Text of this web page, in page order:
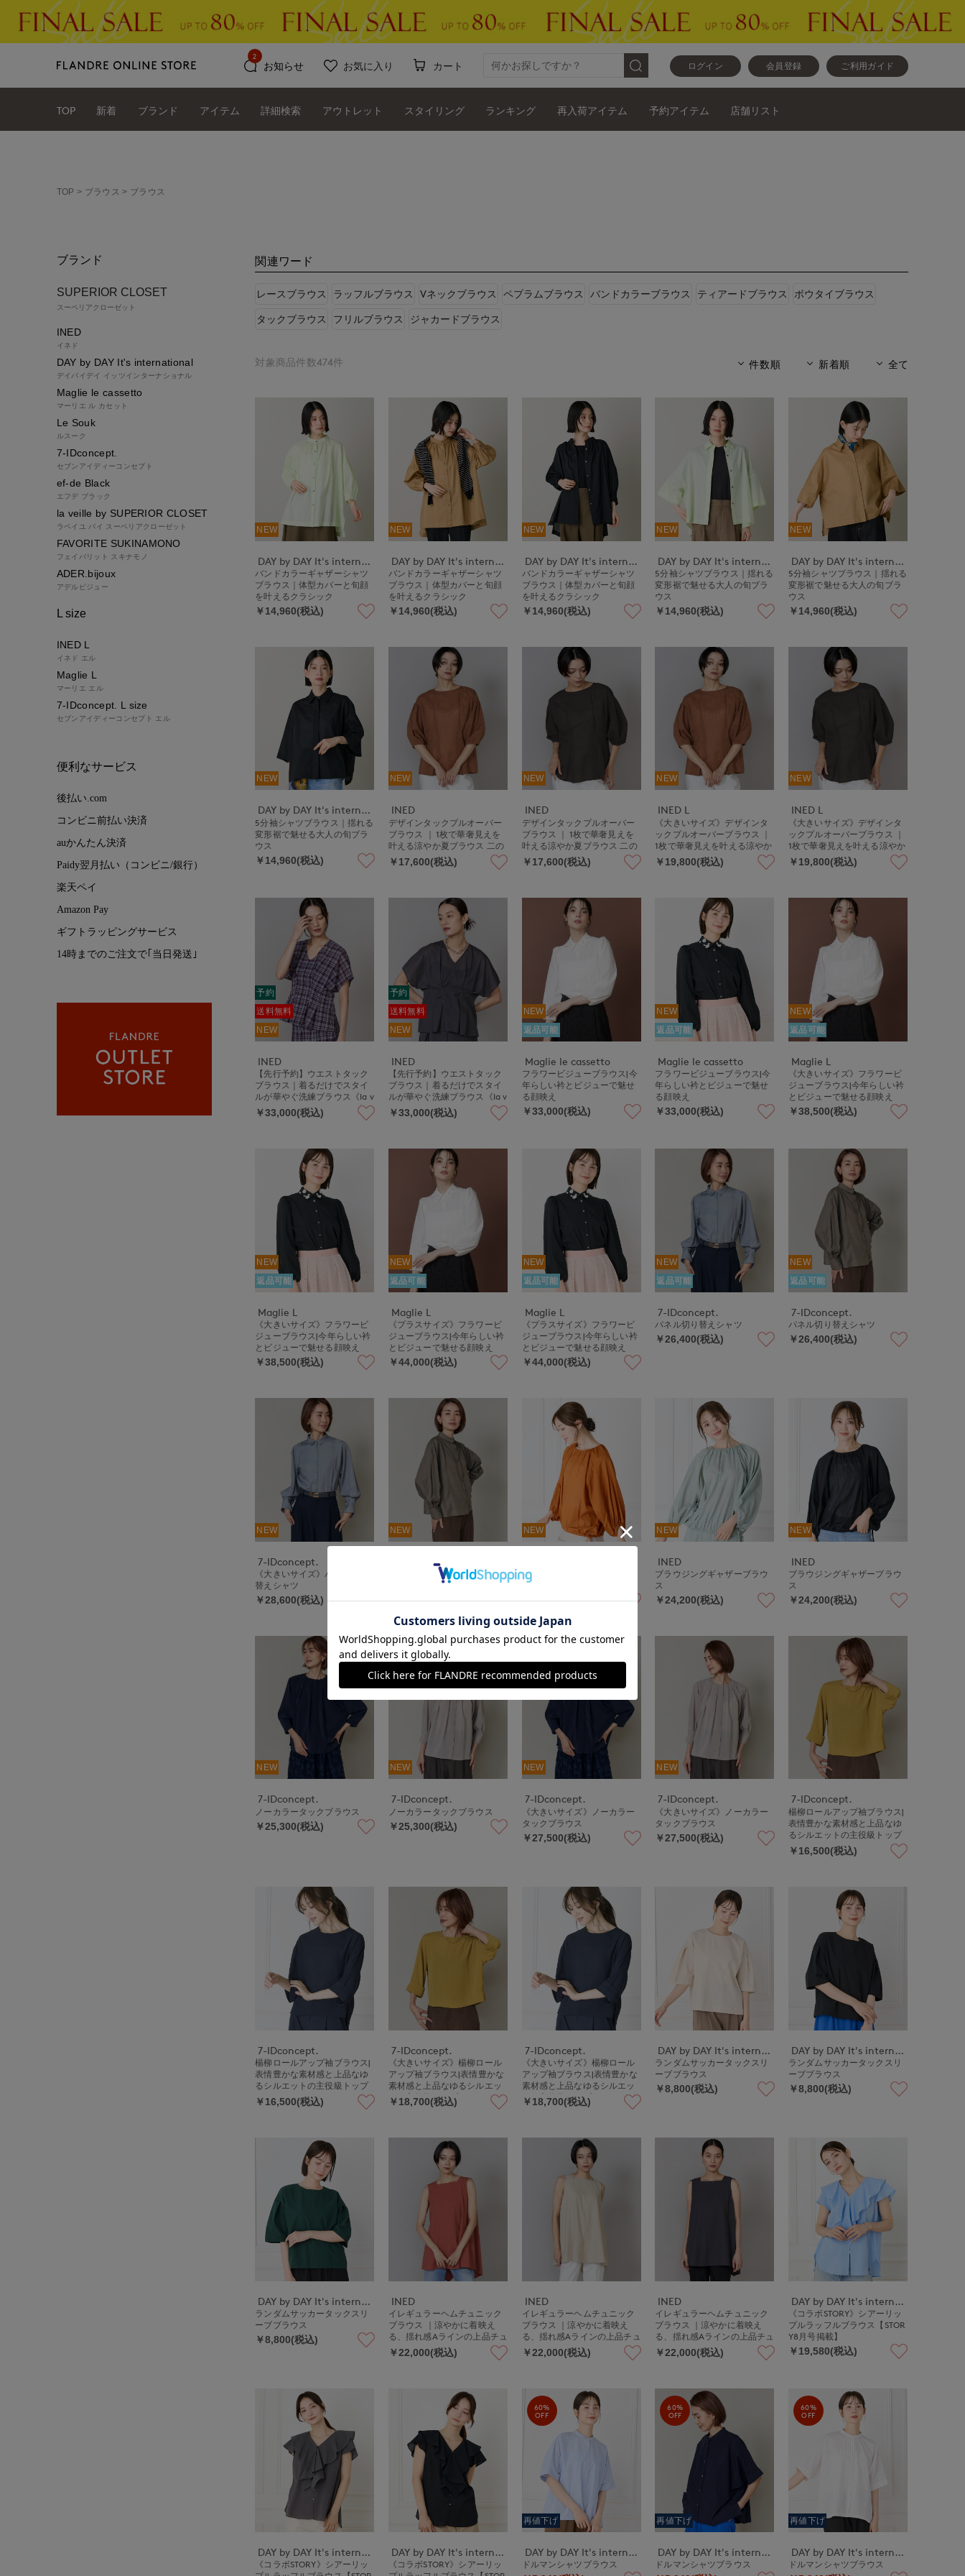
ログイン 会員登録 ご利用ガイド
お知らせ
2
お気に入り カート
TOP 新着 ブランド アイテム 詳細検索 アウトレット スタイリング ランキング 再入荷アイテム 予約アイテム 店舗リスト
TOP ブラウス ブラウス
関連ワード
レースブラウス ラッフルブラウス Vネックブラウス ペプラムブラウス バンドカラーブラウス ティアードブラウス ボウタイブラウス
タックブラウス フリルブラウス ジャカードブラウス
件数順 新着順 全て
対象商品件数474件
NEW
DAY by DAY It's international
バンドカラーギャザーシャツ
ブラウス｜体型カバーと旬顔
を叶えるクラシック
￥14,960(税込)
NEW
DAY by DAY It's international
バンドカラーギャザーシャツ
ブラウス｜体型カバーと旬顔
を叶えるクラシック
￥14,960(税込)
NEW
DAY by DAY It's international
バンドカラーギャザーシャツ
ブラウス｜体型カバーと旬顔
を叶えるクラシック
￥14,960(税込)
NEW
DAY by DAY It's international
5分袖シャツブラウス｜揺れる
変形裾で魅せる大人の旬ブラ
ウス
￥14,960(税込)
NEW
DAY by DAY It's international
5分袖シャツブラウス｜揺れる
変形裾で魅せる大人の旬ブラ
ウス
￥14,960(税込)
NEW
DAY by DAY It's international
5分袖シャツブラウス｜揺れる
変形裾で魅せる大人の旬ブラ
ウス
￥14,960(税込)
NEW
INED
デザインタックプルオーバー
ブラウス ｜ 1枚で華奢見えを
叶える涼やか夏ブラウス 二の
腕カバー/手洗い可/清涼感/着
やせ
￥17,600(税込)
NEW
INED
デザインタックプルオーバー
ブラウス ｜ 1枚で華奢見えを
叶える涼やか夏ブラウス 二の
腕カバー/手洗い可/清涼感/着
やせ
￥17,600(税込)
NEW
INED L
《大きいサイズ》デザインタ
ックプルオーバーブラウス ｜
1枚で華奢見えを叶える涼やか
夏ブラウス 二の腕カバー/手洗
い可/清涼感/着やせ
￥19,800(税込)
NEW
INED L
《大きいサイズ》デザインタ
ックプルオーバーブラウス ｜
1枚で華奢見えを叶える涼やか
夏ブラウス 二の腕カバー/手洗
い可/清涼感/着やせ
￥19,800(税込)
予約
送料無料
NEW
INED
【先行予約】ウエストタック
ブラウス｜着るだけでスタイ
ルが華やぐ洗練ブラウス《la v
eille by SUPERIOR CLOSET》
￥33,000(税込)
予約
送料無料
NEW
INED
【先行予約】ウエストタック
ブラウス｜着るだけでスタイ
ルが華やぐ洗練ブラウス《la v
eille by SUPERIOR CLOSET》
￥33,000(税込)
NEW
返品可能
Maglie le cassetto
フラワービジューブラウス|今
年らしい衿とビジューで魅せ
る顔映え
￥33,000(税込)
NEW
返品可能
Maglie le cassetto
フラワービジューブラウス|今
年らしい衿とビジューで魅せ
る顔映え
￥33,000(税込)
NEW
返品可能
Maglie L
《大きいサイズ》フラワービ
ジューブラウス|今年らしい衿
とビジューで魅せる顔映え
￥38,500(税込)
NEW
返品可能
Maglie L
《大きいサイズ》フラワービ
ジューブラウス|今年らしい衿
とビジューで魅せる顔映え
￥38,500(税込)
NEW
返品可能
Maglie L
《プラスサイズ》フラワービ
ジューブラウス|今年らしい衿
とビジューで魅せる顔映え
￥44,000(税込)
NEW
返品可能
Maglie L
《プラスサイズ》フラワービ
ジューブラウス|今年らしい衿
とビジューで魅せる顔映え
￥44,000(税込)
NEW
返品可能
7-IDconcept.
パネル切り替えシャツ
￥26,400(税込)
NEW
返品可能
7-IDconcept.
パネル切り替えシャツ
￥26,400(税込)
NEW
7-IDconcept.
《大きいサイズ》パネル切り
替えシャツ
￥28,600(税込)
NEW
7-IDconcept.
《大きいサイズ》パネル切り
￥28,600(税込)
NEW
ブラウジングギャザーブラウ
ス
￥24,200(税込)
NEW
INED
ブラウジングギャザーブラウ
ス
￥24,200(税込)
NEW
INED
ブラウジングギャザーブラウ
ス
￥24,200(税込)
NEW
7-IDconcept.
ノーカラータックブラウス
￥25,300(税込)
NEW
7-IDconcept.
ノーカラータックブラウス
￥25,300(税込)
NEW
7-IDconcept.
《大きいサイズ》ノーカラー
タックブラウス
￥27,500(税込)
NEW
7-IDconcept.
《大きいサイズ》ノーカラー
タックブラウス
￥27,500(税込)
7-IDconcept.
楊柳ロールアップ袖ブラウス|
表情豊かな素材感と上品なゆ
るシルエットの主役級トップ
ス
￥16,500(税込)
7-IDconcept.
楊柳ロールアップ袖ブラウス|
表情豊かな素材感と上品なゆ
るシルエットの主役級トップ
ス
￥16,500(税込)
7-IDconcept.
《大きいサイズ》楊柳ロール
アップ袖ブラウス|表情豊かな
素材感と上品なゆるシルエッ
トの主役級トップス
￥18,700(税込)
7-IDconcept.
《大きいサイズ》楊柳ロール
アップ袖ブラウス|表情豊かな
素材感と上品なゆるシルエッ
トの主役級トップス
￥18,700(税込)
DAY by DAY It's international
ランダムサッカータックスリ
ーブブラウス
￥8,800(税込)
DAY by DAY It's international
ランダムサッカータックスリ
ーブブラウス
￥8,800(税込)
DAY by DAY It's international
ランダムサッカータックスリ
ーブブラウス
￥8,800(税込)
INED
イレギュラーヘムチュニック
ブラウス ｜涼やかに着映え
る、揺れ感Aラインの上品チュ
ニック
￥22,000(税込)
INED
イレギュラーヘムチュニック
ブラウス ｜涼やかに着映え
る、揺れ感Aラインの上品チュ
ニック
￥22,000(税込)
INED
イレギュラーヘムチュニック
ブラウス ｜涼やかに着映え
る、揺れ感Aラインの上品チュ
ニック
￥22,000(税込)
DAY by DAY It's international
《コラボSTORY》シアーリッ
プルラッフルブラウス【STOR
Y8月号掲載】
￥19,580(税込)
DAY by DAY It's international
《コラボSTORY》シアーリッ
DAY by DAY It's international
《コラボSTORY》シアーリッ
60%
OFF
再値下げ
DAY by DAY It's international
ドルマンシャツブラウス
60%
OFF
再値下げ
DAY by DAY It's international
ドルマンシャツブラウス
60%
OFF
再値下げ
DAY by DAY It's international
ドルマンシャツブラウス
ブランド
SUPERIOR CLOSET
スーペリアクローゼット
INED
イネド
DAY by DAY It's international
デイバイデイ イッツインターナショナル
Maglie le cassetto
マーリエ ル カセット
Le Souk
ルスーク
7-IDconcept.
セブンアイディーコンセプト
ef-de Black
エフデ ブラック
la veille by SUPERIOR CLOSET
ラベイユ バイ スーペリアクローゼット
FAVORITE SUKINAMONO
フェイバリット スキナモノ
ADER.bijoux
アデルビジュー
L size
INED L
イネド エル
Maglie L
マーリエ エル
7-IDconcept. L size
セブンアイディーコンセプト エル
便利なサービス
後払い.com
コンビニ前払い決済
auかんたん決済
Paidy翌月払い（コンビニ/銀行）
楽天ペイ
Amazon Pay
ギフトラッピングサービス
14時までのご注文で｢当日発送｣